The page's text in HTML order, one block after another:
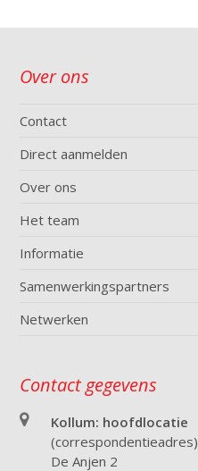
Over ons
Contact
Direct aanmelden
Over ons
Het team
Informatie
Samenwerkingspartners
Netwerken
Contact gegevens
Kollum: hoofdlocatie
(correspondentieadres)
De Anjen 2